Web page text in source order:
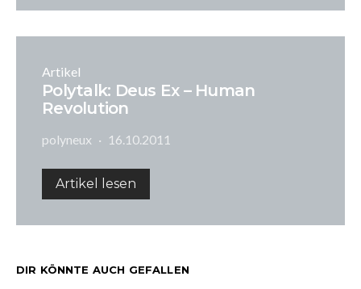
Artikel
Polytalk: Deus Ex – Human
Revolution
polyneux 16.10.2011
Artikel lesen
DIR KÖNNTE AUCH GEFALLEN